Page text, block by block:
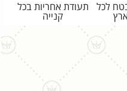
לכל
תעודת אחריות בכל
קנייה